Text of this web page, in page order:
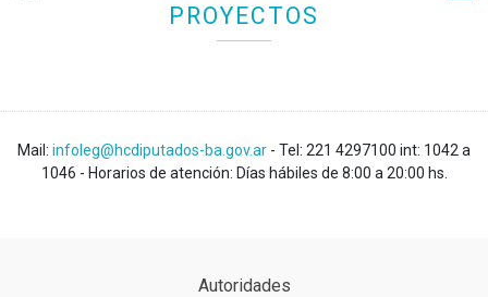
PROYECTOS
Mail: infoleg@hcdiputados-ba.gov.ar - Tel: 221 4297100 int: 1042 a
1046 - Horarios de atención: Días hábiles de 8:00 a 20:00 hs.
Autoridades